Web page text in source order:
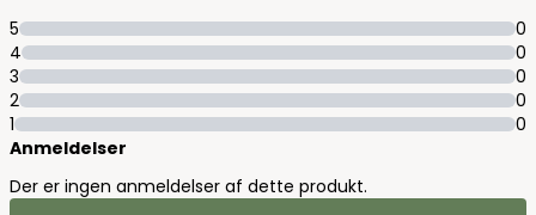
5
0
4
0
3
0
2
0
1
0
Anmeldelser
Der er ingen anmeldelser af dette produkt.